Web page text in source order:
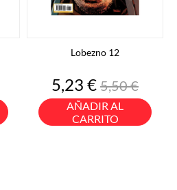
Lobezno 12
Precio
5,23 €Precio
base
5,50 €
AÑADIR AL
CARRITO